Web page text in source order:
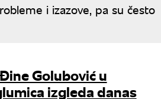
i izazove, pa su često
Golubović u
izgleda danas